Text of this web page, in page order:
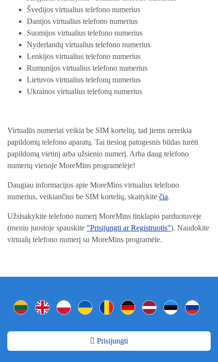
Švedijos virtualius telefono numerius
Danijos virtualius telefono numerius
Suomijos virtualius telefono numerius
Nyderlandų virtualius telefono numerius
Lenkijos virtualius telefono numerius
Rumunijos virtualius telefono numerius
Lietuvos virtualius telefonų numerius
Ukrainos virtualius telefonų numerius
Virtualūs numeriai veikia be SIM kortelių, tad jiems nereikia
papildomų telefono aparatų. Tai tiesiog patogesnis būdas turėti
papildomą vietinį arba užsienio numerį. Arba daug telefono
numerių vienoje MoreMins programėlėje!
Daugiau informacijos apie MoreMins virtualius telefono
numerius, veikiančius be SIM kortelių, skaitykite čia.
Užsisakykite telefono numerį MoreMins tinklapio parduotuvėje
(meniu juostoje spauskite "Prisijungti ar Registruotis"). Naudokite
virtualų telefono numerį su MoreMins programėle.
Prisijungti